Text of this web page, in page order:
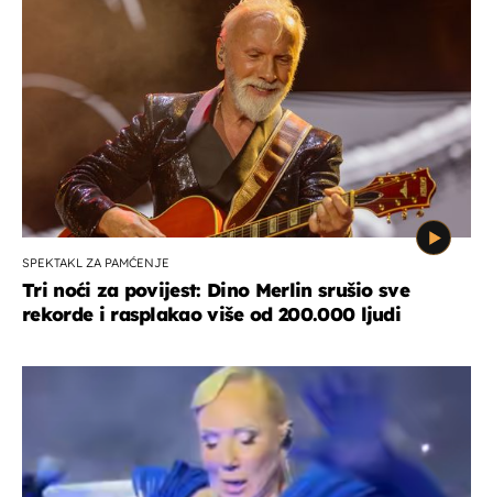
SPEKTAKL ZA PAMĆENJE
Tri noći za povijest: Dino Merlin srušio sve
rekorde i rasplakao više od 200.000 ljudi